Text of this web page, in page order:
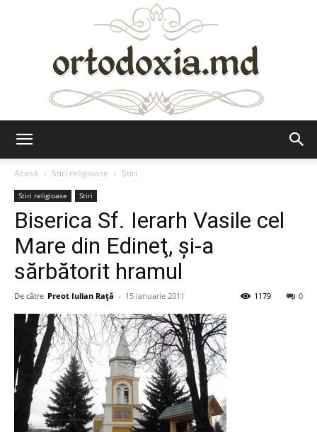
Acasă
Stiri religioase Stiri
Stiri religioase Stiri
Biserica Sf. Ierarh Vasile cel
Mare din Edineţ, şi-a
sărbătorit hramul
De către Preot Iulian Raţă - 15 ianuarie 2011 0
1179